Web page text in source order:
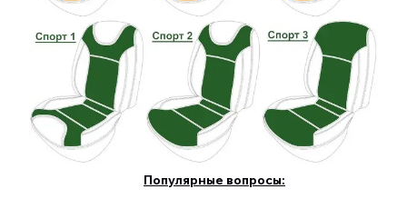
Популярные вопросы: